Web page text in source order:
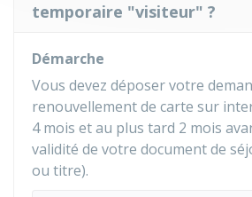
temporaire "visiteur" ?
Démarche
Vous devez déposer votre
renouvellement de carte sur
4 mois et au plus tard 2 mois
validité de votre document de
ou titre).